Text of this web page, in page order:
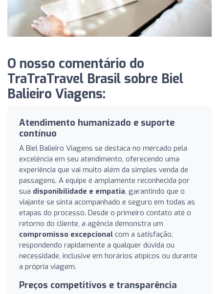
O nosso comentário do
TraTraTravel Brasil sobre Biel
Balieiro Viagens:
Atendimento humanizado e suporte
contínuo
A Biel Balieiro Viagens se destaca no mercado pela
excelência em seu atendimento, oferecendo uma
experiência que vai muito além da simples venda de
passagens. A equipe é amplamente reconhecida por
sua disponibilidade e empatia, garantindo que o
viajante se sinta acompanhado e seguro em todas as
etapas do processo. Desde o primeiro contato até o
retorno do cliente, a agência demonstra um
compromisso excepcional com a satisfação,
respondendo rapidamente a qualquer dúvida ou
necessidade, inclusive em horários atípicos ou durante
a própria viagem.
Preços competitivos e transparência